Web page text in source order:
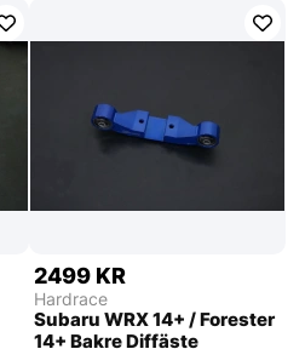
2499 KR
Hardrace
Subaru WRX 14+ / Forester
14+ Bakre Diffäste